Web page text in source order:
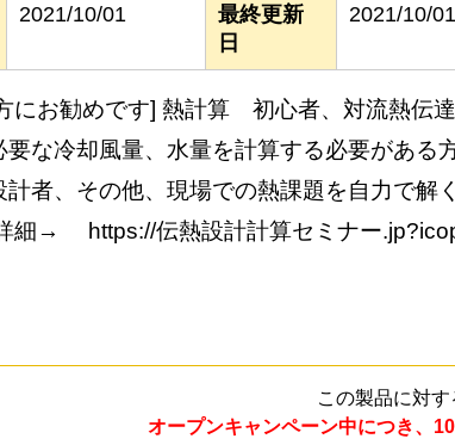
2021/10/01
最終更新
日
2021/10/01
にお勧めです] 熱計算 初心者、対流熱伝
要な冷却風量、水量を計算する必要がある
計者、その他、現場での熱課題を自力で解
細→ https://伝熱設計計算セミナー
この製品に対
オープンキャンペーン中につき、